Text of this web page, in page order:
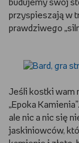
budujemy swój
przyspieszają w
prawdziwego
Jeśli kostki wam
„Epoka
ale nic a nic się
jaskiniowców,